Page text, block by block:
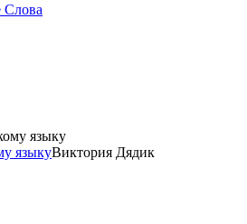
Слова
языкуВиктория Дядик